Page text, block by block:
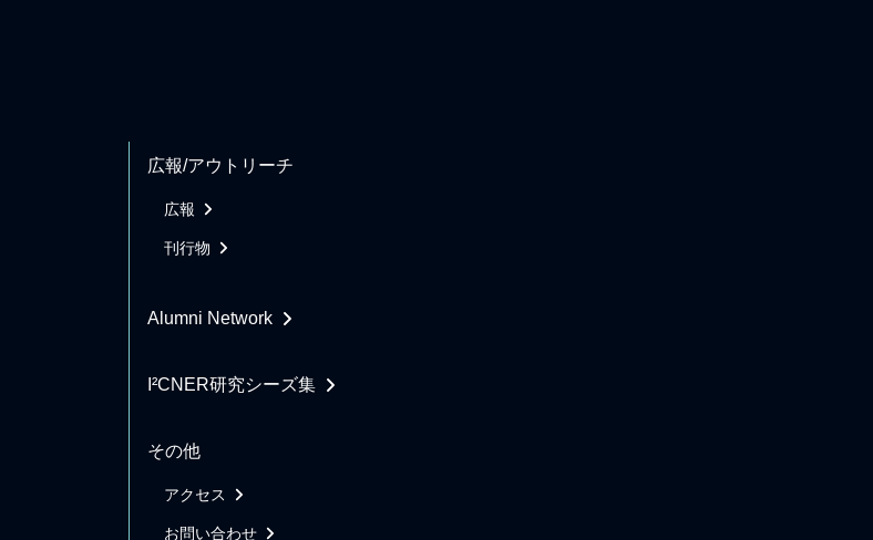
広報/アウトリーチ
広報
刊行物
Alumni Network
I²CNER研究シーズ集
その他
アクセス
お問い合わせ